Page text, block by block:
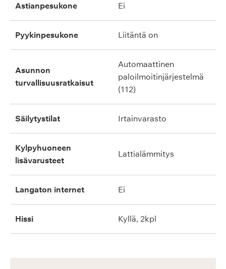
astianpesukone ei
pyykinpesukone liitäntä on
asunnon
turvallisuusratkaisut
automaattinen
paloilmoitinjärjestelmä
(112)
säilytystilat irtainvarasto
kylpyhuoneen
lisävarusteet
lattialämmitys
langaton internet ei
hissi kyllä, 2kpl